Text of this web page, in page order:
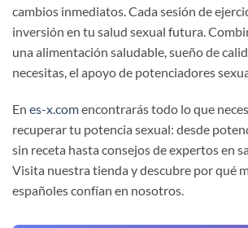
cambios inmediatos. Cada sesión de
inversión en tu salud sexual futura.
una alimentación saludable, sueño de
necesitas, el apoyo de potenciadores
En es-x.comencontrarás todo lo que
recuperar tu potencia sexual: desde
sin receta hasta consejos de expertos en
Visita nuestra tienda y descubre por qué
españoles confían en nosotros.